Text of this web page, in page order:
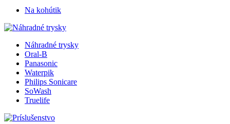
Na kohútik
Náhradné trysky
Oral-B
Panasonic
Waterpik
Philips Sonicare
SoWash
Truelife